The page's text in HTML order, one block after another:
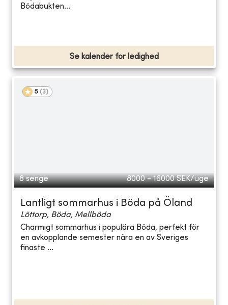
Bödabukten...
Se kalender for ledighed
5 (3)
8 senge 8000 - 16000 SEK/uge
Lantligt sommarhus i Böda på Öland
Löttorp, Böda, Mellböda
Charmigt sommarhus i populära Böda, perfekt för
en avkopplande semester nära en av Sveriges
finaste ...